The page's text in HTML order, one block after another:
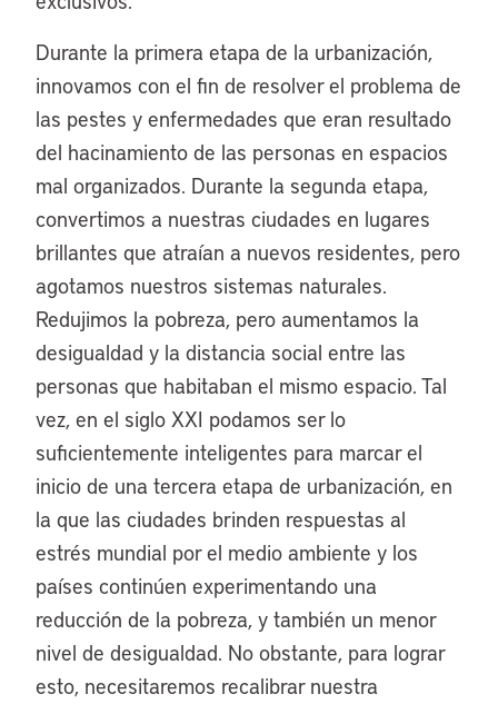
Durante la primera etapa de la urbanización,
innovamos con el fin de resolver el problema de
las pestes y enfermedades que eran resultado
del hacinamiento de las personas en espacios
mal organizados. Durante la segunda etapa,
convertimos a nuestras ciudades en lugares
brillantes que atraían a nuevos residentes, pero
agotamos nuestros sistemas naturales.
Redujimos la pobreza, pero aumentamos la
desigualdad y la distancia social entre las
personas que habitaban el mismo espacio. Tal
vez, en el siglo XXI podamos ser lo
suficientemente inteligentes para marcar el
inicio de una tercera etapa de urbanización, en
la que las ciudades brinden respuestas al
estrés mundial por el medio ambiente y los
países continúen experimentando una
reducción de la pobreza, y también un menor
nivel de desigualdad. No obstante, para lograr
esto, necesitaremos recalibrar nuestra